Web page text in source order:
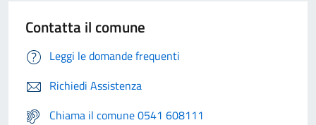
Contatta il comune
Leggi le domande frequenti
Richiedi Assistenza
Chiama il comune 0541 608111